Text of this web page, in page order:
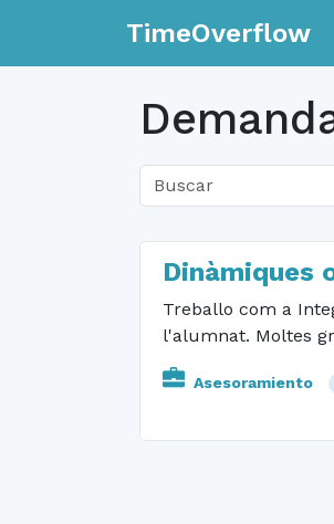
TimeOverflow
Dinàmiques
Treballo com a
l'alumnat. Moltes
Asesoramiento